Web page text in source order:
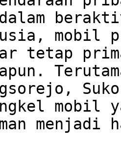
dalam
mobil
tetap
mobil